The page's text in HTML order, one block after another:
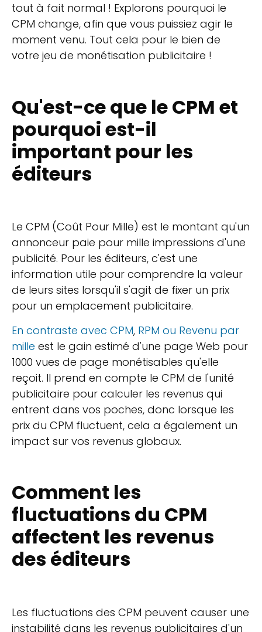
tout à fait normal ! Explorons pourquoi le
CPM change, afin que vous puissiez agir le
moment venu. Tout cela pour le bien de
votre jeu de monétisation publicitaire !
Qu'est-ce que le CPM et
pourquoi est-il
important pour les
éditeurs
Le CPM (Coût Pour Mille) est le montant qu'un
annonceur paie pour mille impressions d'une
publicité. Pour les éditeurs, c'est une
information utile pour comprendre la valeur
de leurs sites lorsqu'il s'agit de fixer un prix
pour un emplacement publicitaire.
En contraste avec CPM, RPM ou Revenu par
mille est le gain estimé d'une page Web pour
1000 vues de page monétisables qu'elle
reçoit. Il prend en compte le CPM de l'unité
publicitaire pour calculer les revenus qui
entrent dans vos poches, donc lorsque les
prix du CPM fluctuent, cela a également un
impact sur vos revenus globaux.
Comment les
fluctuations du CPM
affectent les revenus
des éditeurs
Les fluctuations des CPM peuvent causer une
instabilité dans les revenus publicitaires d'un